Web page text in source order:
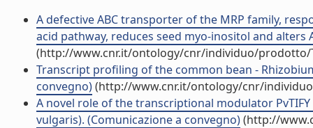
A defective ABC transporter of the MRP family,
acid pathway, reduces seed myo-inositol and alters
(http://www.cnr.it/ontology/cnr/individuo/prodotto/
Transcript profiling of the common bean -
convegno)(http://www.cnr.it/ontology/cnr/
A novel role of the transcriptional modulator
vulgaris). (Comunicazione a convegno)(http://